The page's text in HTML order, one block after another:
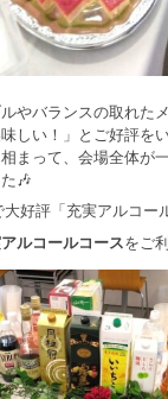
やバランスの取れた
味しい！」とご好評を
まって、会場全体が
🎶
好評「充実アルコー
ルコールコースをご